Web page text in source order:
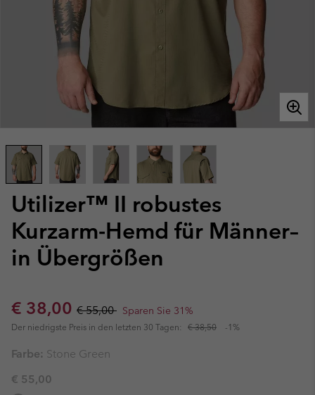
Utilizer™ II robustes
Kurzarm-Hemd für Männer–
in Übergrößen
Sale price:
€ 38,00 Regular price:
€ 55,00 Sparen Sie 31%
Der niedrigste Preis in den letzten 30 Tagen: € 38,50 -1%
Farbe: Stone Green
€ 55,00